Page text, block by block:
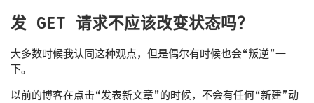
发 GET 请求不应该改变状态吗？
大多数时候我认同这种观点，但是偶尔有时候也会“叛逆”一
下。
以前的博客在点击“发表新文章”的时候，不会有任何“新建”动